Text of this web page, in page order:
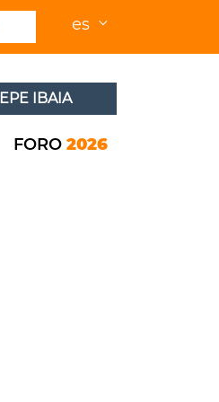
es
EPE IBAIA
FORO 2026